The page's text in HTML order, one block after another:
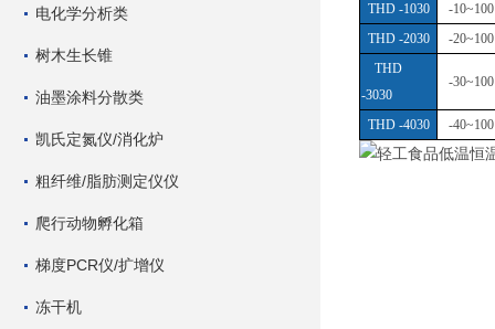
电化学分析类
树木生长锥
油墨涂料分散类
凯氏定氮仪/消化炉
粗纤维/脂肪测定仪仪
爬行动物孵化箱
梯度PCR仪/扩增仪
冻干机
THD -1030
-10~100
THD -2030
-20~100
THD
-3030
-30~100
THD -4030 -40~100